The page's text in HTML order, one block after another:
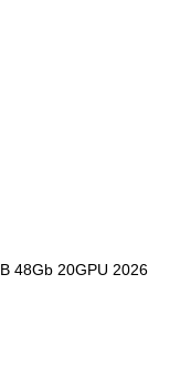
48Gb 20GPU 2026